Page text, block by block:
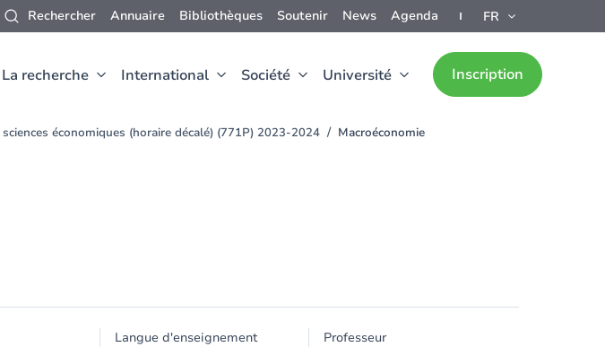
Rechercher Annuaire Bibliothèques Soutenir News Agenda FR
La recherche International Société Université Inscription
économiques (horaire décalé) (771P) 2023-2024 Macroéconomie
Langue d'enseignement Professeur